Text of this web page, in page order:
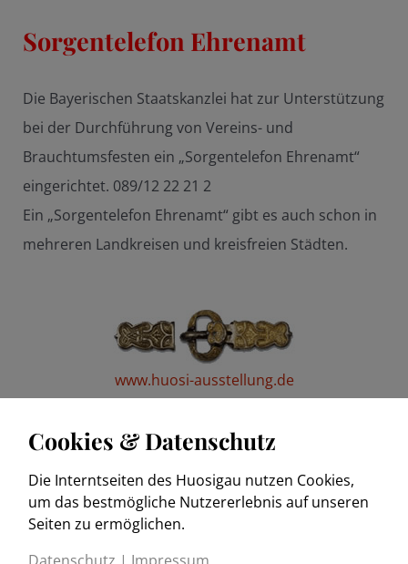
Sorgentelefon Ehrenamt
Die Bayerischen Staatskanzlei hat zur Unterstützung
bei der Durchführung von Vereins- und
Brauchtumsfesten ein „Sorgentelefon Ehrenamt“
eingerichtet. 089/12 22 21 2
Ein „Sorgentelefon Ehrenamt“ gibt es auch schon in
mehreren Landkreisen und kreisfreien Städten.
www.huosi-ausstellung.de
www.trachtenkulturmuseum.de
Cookies & Datenschutz
Die Interntseiten des Huosigau nutzen Cookies,
um das bestmögliche Nutzererlebnis auf unseren
Seiten zu ermöglichen.